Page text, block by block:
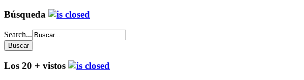
Búsqueda
Search...
Los 20 + vistos